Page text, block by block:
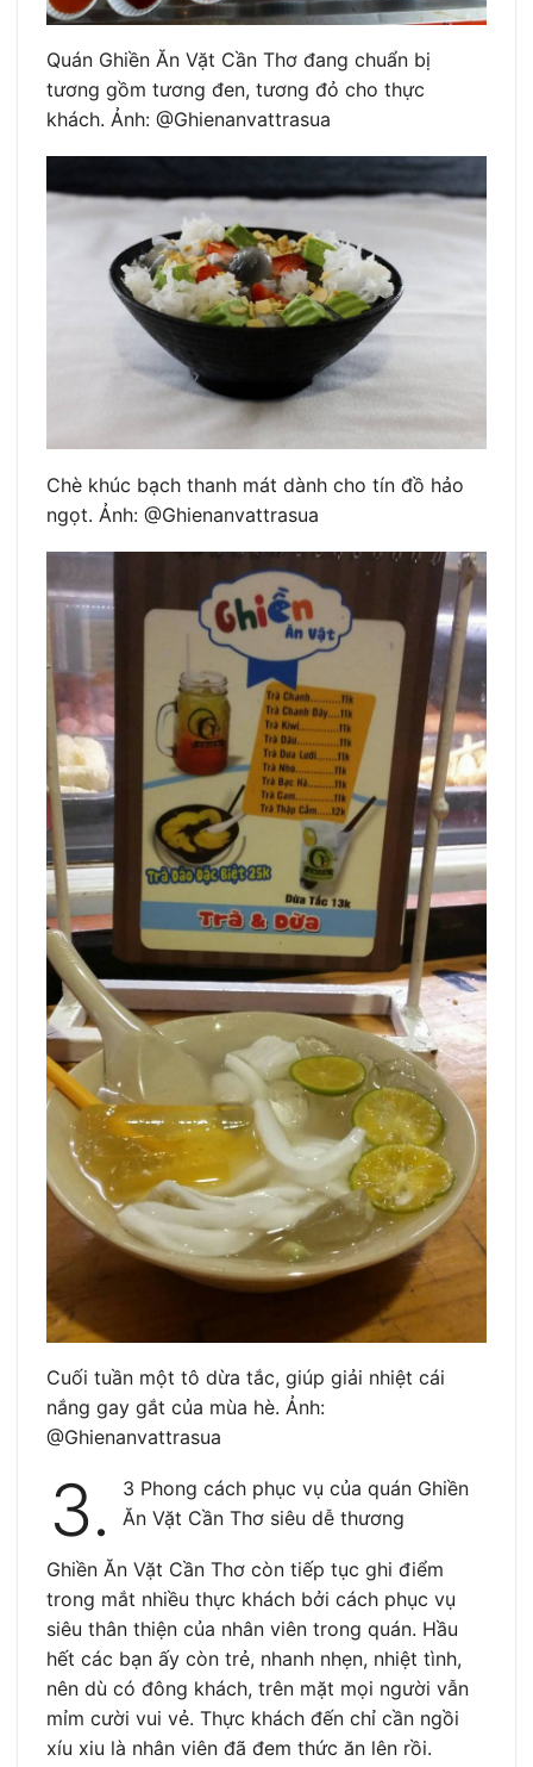
Quán Ghiền Ăn Vặt Cần Thơ đang chuẩn bị
tương gồm tương đen, tương đỏ cho thực
khách. Ảnh: @Ghienanvattrasua
Chè khúc bạch thanh mát dành cho tín đồ hảo
ngọt. Ảnh: @Ghienanvattrasua
Cuối tuần một tô dừa tắc, giúp giải nhiệt cái
nắng gay gắt của mùa hè. Ảnh:
@Ghienanvattrasua
3.
3 Phong cách phục vụ của quán Ghiền
Ăn Vặt Cần Thơ siêu dễ thương
Ghiền Ăn Vặt Cần Thơ còn tiếp tục ghi điểm
trong mắt nhiều thực khách bởi cách phục vụ
siêu thân thiện của nhân viên trong quán. Hầu
hết các bạn ấy còn trẻ, nhanh nhẹn, nhiệt tình,
nên dù có đông khách, trên mặt mọi người vẫn
mỉm cười vui vẻ. Thực khách đến chỉ cần ngồi
xíu xiu là nhân viên đã đem thức ăn lên rồi.